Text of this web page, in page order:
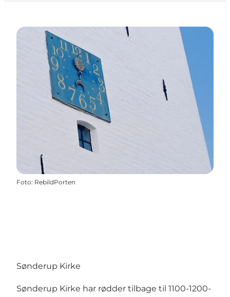
Foto: RebildPorten
Sønderup Kirke
Sønderup Kirke har rødder tilbage til 1100-1200-